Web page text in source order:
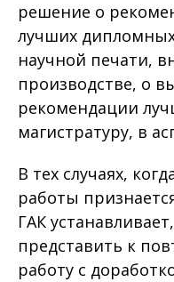
решение о
лучших
научной печати,
производстве, о
рекомендации
магистратуру, в
В тех случаях,
работы
ГАК
представить к
работу с